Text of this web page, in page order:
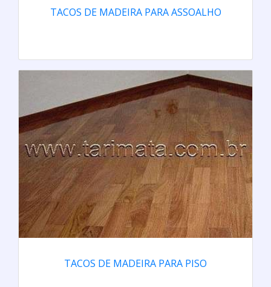
TACOS DE MADEIRA PARA ASSOALHO
TACOS DE MADEIRA PARA PISO